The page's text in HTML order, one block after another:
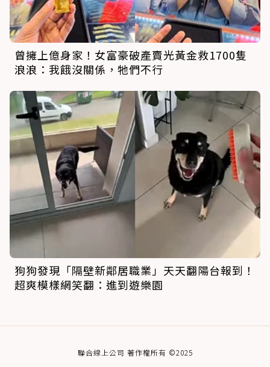
曾擁上億身家！女富豪破產賣光黃金救1700隻
浪浪：我餓沒關係，牠們不行
狗狗發現「隔壁新鄰居職業」天天翻陽台報到！
超爽模樣網笑翻：進到遊樂園
聯合線上公司 著作權所有 ©2025